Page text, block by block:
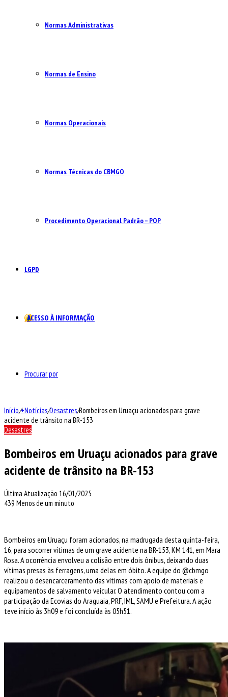
Normas Administrativas
Normas de Ensino
Normas Operacionais
Normas Técnicas do CBMGO
Procedimento Operacional Padrão – POP
LGPD
ACESSO À INFORMAÇÃO
Procurar por
Início/+Notícias/Desastres/Bombeiros em Uruaçu acionados para grave
acidente de trânsito na BR-153
Desastres
Bombeiros em Uruaçu acionados para grave
acidente de trânsito na BR-153
Última Atualização 16/01/2025
439 Menos de um minuto
Bombeiros em Uruaçu foram acionados, na madrugada desta quinta-feira,
16, para socorrer vítimas de um grave acidente na BR-153, KM 141, em Mara
Rosa. A ocorrência envolveu a colisão entre dois ônibus, deixando duas
vítimas presas às ferragens, uma delas em óbito. A equipe do @cbmgo
realizou o desencarceramento das vítimas com apoio de materiais e
equipamentos de salvamento veicular. O atendimento contou com a
participação da Ecovias do Araguaia, PRF, IML, SAMU e Prefeitura. A ação
teve início às 3h09 e foi concluída às 05h51.